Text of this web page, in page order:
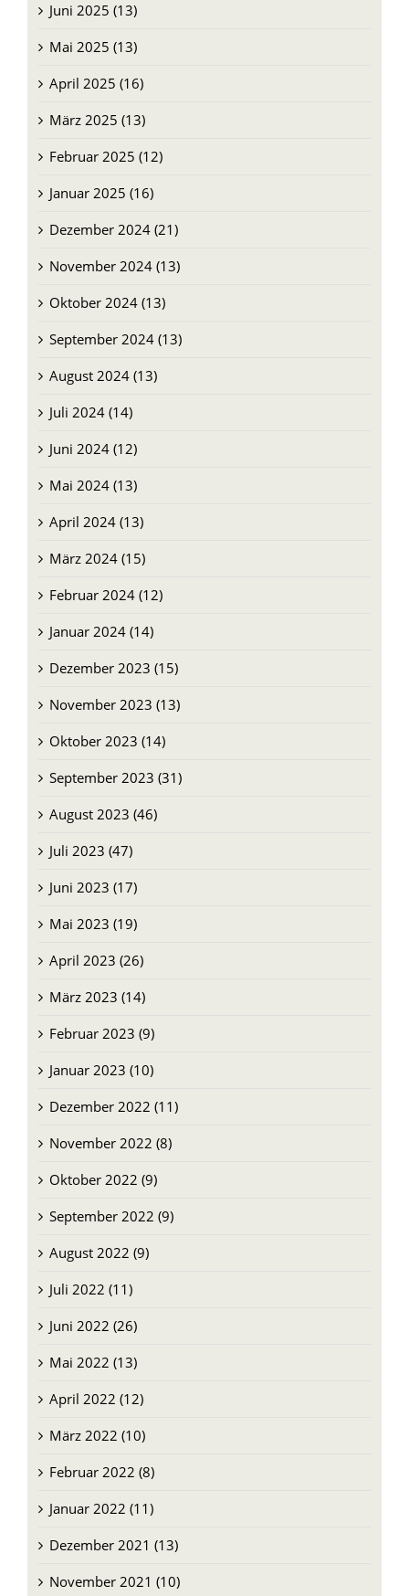
Juni 2025 (13)
Mai 2025 (13)
April 2025 (16)
März 2025 (13)
Februar 2025 (12)
Januar 2025 (16)
Dezember 2024 (21)
November 2024 (13)
Oktober 2024 (13)
September 2024 (13)
August 2024 (13)
Juli 2024 (14)
Juni 2024 (12)
Mai 2024 (13)
April 2024 (13)
März 2024 (15)
Februar 2024 (12)
Januar 2024 (14)
Dezember 2023 (15)
November 2023 (13)
Oktober 2023 (14)
September 2023 (31)
August 2023 (46)
Juli 2023 (47)
Juni 2023 (17)
Mai 2023 (19)
April 2023 (26)
März 2023 (14)
Februar 2023 (9)
Januar 2023 (10)
Dezember 2022 (11)
November 2022 (8)
Oktober 2022 (9)
September 2022 (9)
August 2022 (9)
Juli 2022 (11)
Juni 2022 (26)
Mai 2022 (13)
April 2022 (12)
März 2022 (10)
Februar 2022 (8)
Januar 2022 (11)
Dezember 2021 (13)
November 2021 (10)